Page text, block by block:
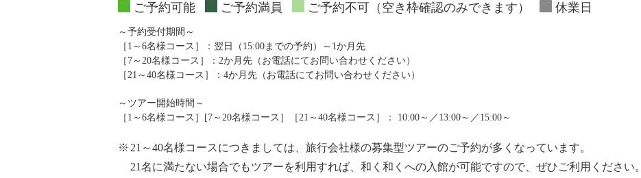
ご予約可能 ご予約満員 ご予約不可（空き枠確認のみできます） 休業日
～予約受付期間～
［1～6名様コース］：翌日（15:00までの予約）～1か月先
［7～20名様コース］：2か月先（お電話にてお問い合わせください）
［21～40名様コース］：4か月先（お電話にてお問い合わせください）
～ツアー開始時間～
［1～6名様コース］[7～20名様コース］［21～40名様コース］： 10:00～／13:00～／15:00～
※ 21～40名様コースにつきましては、旅行会社様の募集型ツアーのご予約が多くなっています。
21名に満たない場合でもツアーを利用すれば、和く和くへの入館が可能ですので、ぜひご利用ください。